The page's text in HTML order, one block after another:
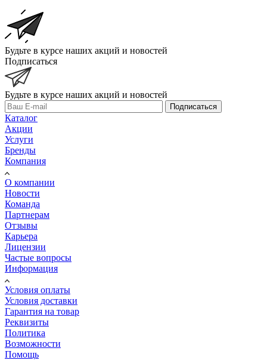
Будьте в курсе наших акций и новостей
Подписаться
Будьте в курсе наших акций и новостей
Подписаться
Каталог
Акции
Услуги
Бренды
Компания
О компании
Новости
Команда
Партнерам
Отзывы
Карьера
Лицензии
Частые вопросы
Информация
Условия оплаты
Условия доставки
Гарантия на товар
Реквизиты
Политика
Возможности
Помощь